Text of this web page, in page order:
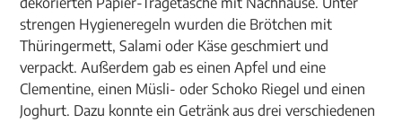
strengen Hygieneregeln wurden die Brötchen mit
Thüringermett, Salami oder Käse geschmiert und
verpackt. Außerdem gab es einen Apfel und eine
Clementine, einen Müsli- oder Schoko Riegel und einen
Joghurt. Dazu konnte ein Getränk aus drei verschiedenen